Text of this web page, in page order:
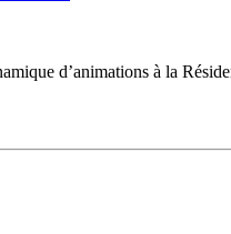
d’animations à la